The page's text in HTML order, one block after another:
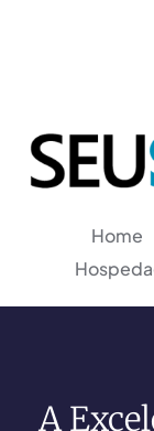
Home
A